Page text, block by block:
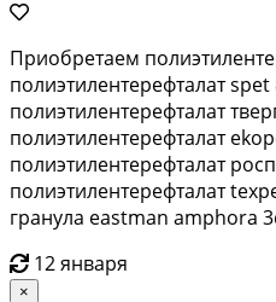
Приобретаем
полиэтилентерефталат
полиэтилентерефталат
полиэтилентерефталат
полиэтилентерефталат
полиэтилентерефталат
гранула eastman amphora
12 января
×